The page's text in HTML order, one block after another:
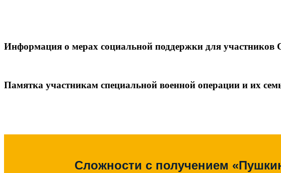
Информация о мерах социальной поддержки для участников
Памятка участникам специальной военной операции и их
Сложности с получением